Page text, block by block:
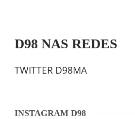
D98 NAS REDES
TWITTER D98MA
INSTAGRAM D98